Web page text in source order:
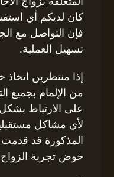
كان لديكم أي
فإن التواصل مع
تسهيل العملية.
إذا منتظرين اتخاذ
من الإلمام بجميع
على الارتباط
لأي مشاكل
المذكورة قد قدمت
خوض تجربة